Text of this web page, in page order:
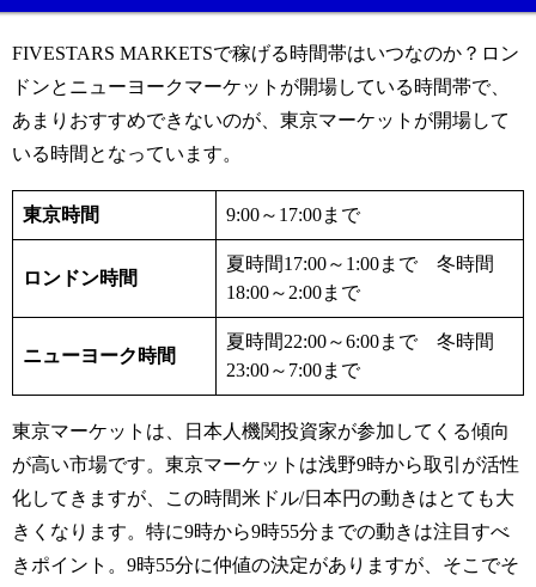
FIVESTARS MARKETSで稼げる時間帯はいつなのか？ロン
ドンとニューヨークマーケットが開場している時間帯で、
あまりおすすめできないのが、東京マーケットが開場して
いる時間となっています。
東京時間 9:00～ 17:00まで
ロンドン時間
夏時間17:00～ 1:00まで冬時間
18:00～ 2:00まで
ニューヨーク時間
夏時間22:00～6:00まで冬時間
23:00～ 7:00まで
東京マーケットは、日本人機関投資家が参加してくる傾向
が高い市場です。東京マーケットは浅野9時から取引が活性
化してきますが、この時間米ドル/日本円の動きはとても大
きくなります。特に9時から9時55分までの動きは注目すべ
きポイント。9時55分に仲値の決定がありますが、そこでそ